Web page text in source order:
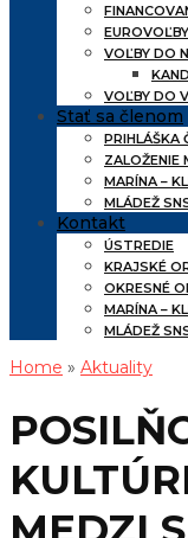
EUROVOĽBY
VOĽBY DO
VOĽBY DO
Stať sa členom
PRIHLÁŠKA
ZALOŽENIE
MARÍNA –
MLÁDEŽ
Kontakt
ÚSTREDIE
KRAJSKÉ
OKRESNÉ
MARÍNA –
MLÁDEŽ
Home » Aktuality